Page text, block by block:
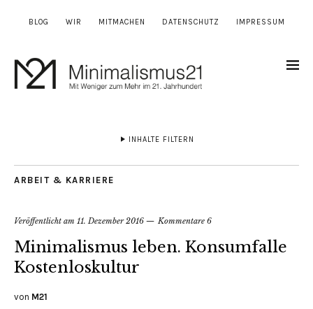
BLOG WIR MITMACHEN DATENSCHUTZ IMPRESSUM
INHALTE FILTERN
ARBEIT & KARRIERE
Veröffentlicht am 11. Dezember 2016 Kommentare 6
Minimalismus leben. Konsumfalle
Kostenloskultur
von M21